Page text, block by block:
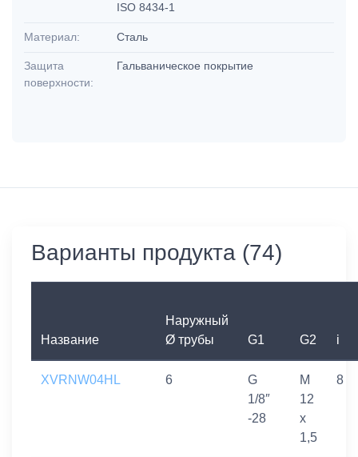
ISO 8434-1
Материал: Сталь
Защита
поверхности:
Гальваническое покрытие
Варианты продукта (74)
Название
Наружный
Ø трубы
G1 G2 i
XVRNW04HL 6
G
1/8″
-28
M
12
x
1,5
8